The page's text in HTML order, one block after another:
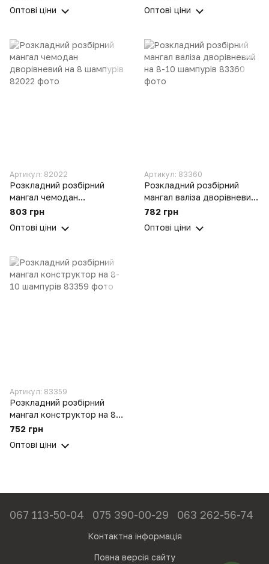
Оптові ціни
Оптові ціни
Артикул: 82022
Розкладний розбірний
мангал чемодан
дворівневий на 8 шампурів
803 грн
Оптові ціни
Артикул: 83360
Розкладний розбірний
мангал валіза дворівневий
на 8-10 шампурів
782 грн
Оптові ціни
Артикул: 83359
Розкладний розбірний
мангал конструктор на 8-
10 шампурів
752 грн
Оптові ціни
067 113-50-04 075 390-00-29 063 262-56-74
Контактна інформація
Повна версія сайту